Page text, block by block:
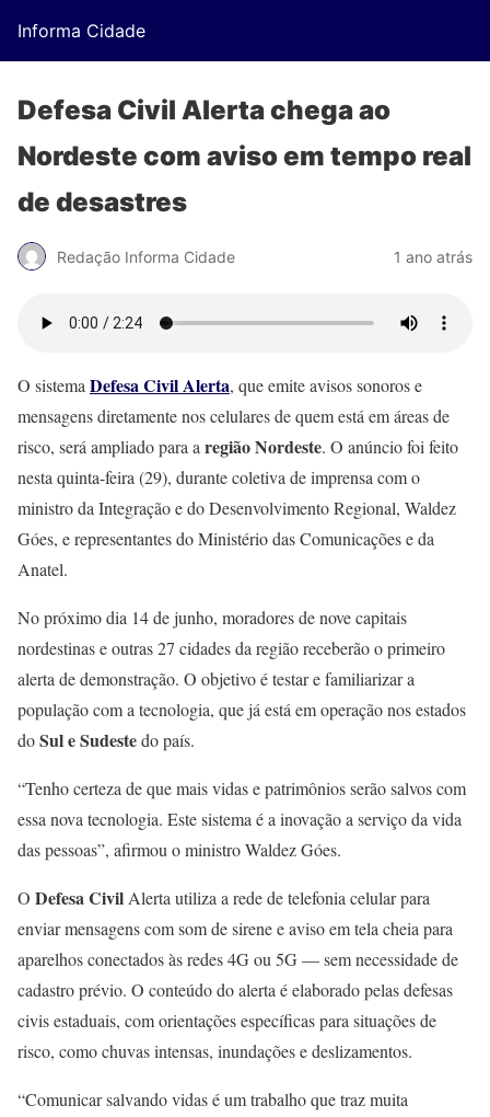
Informa Cidade
Defesa Civil Alerta chega ao
Nordeste com aviso em tempo real
de desastres
Redação Informa Cidade 1 ano atrás
O sistema Defesa Civil Alerta, que emite avisos sonoros e
mensagens diretamente nos celulares de quem está em áreas de
risco, será ampliado para a região Nordeste. O anúncio foi feito
nesta quinta-feira (29), durante coletiva de imprensa com o
ministro da Integração e do Desenvolvimento Regional, Waldez
Góes, e representantes do Ministério das Comunicações e da
Anatel.
No próximo dia 14 de junho, moradores de nove capitais
nordestinas e outras 27 cidades da região receberão o primeiro
alerta de demonstração. O objetivo é testar e familiarizar a
população com a tecnologia, que já está em operação nos estados
doSul e Sudestedo país.
“Tenho certeza de que mais vidas e patrimônios serão salvos com
essa nova tecnologia. Este sistema é a inovação a serviço da vida
das pessoas”, afirmou o ministro Waldez Góes.
O Defesa Civil Alerta utiliza a rede de telefonia celular para
enviar mensagens com som de sirene e aviso em tela cheia para
aparelhos conectados às redes 4G ou 5G — sem necessidade de
cadastro prévio. O conteúdo do alerta é elaborado pelas defesas
civis estaduais, com orientações específicas para situações de
risco, como chuvas intensas, inundações e deslizamentos.
“Comunicar salvando vidas é um trabalho que traz muita